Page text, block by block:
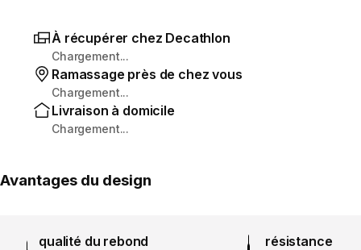
À récupérer chez Decathlon
Chargement...
Ramassage près de chez vous
Chargement...
Livraison à domicile
Chargement...
Avantages du design
qualité du rebond résistance